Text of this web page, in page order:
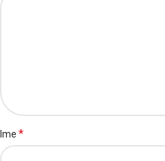
Ime *